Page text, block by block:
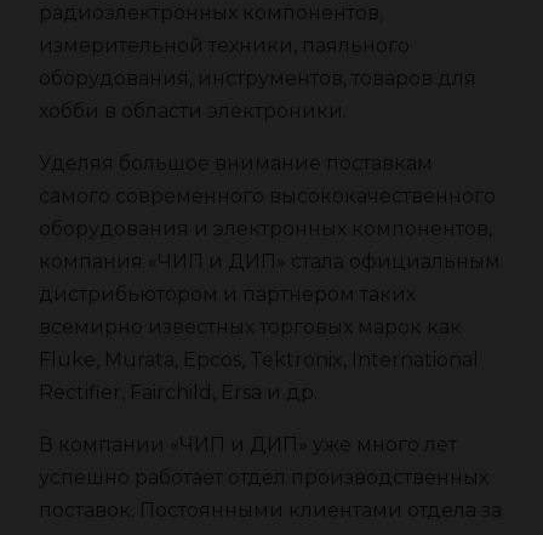
радиоэлектронных компонентов,
измерительной техники, паяльного
оборудования, инструментов, товаров для
хобби в области электроники.
Уделяя большое внимание поставкам
самого современного высококачественного
оборудования и электронных компонентов,
компания «ЧИП и ДИП» стала официальным
дистрибьютором и партнером таких
всемирно известных торговых марок как
Fluke, Murata, Epcos, Tektronix, International
Rectifier, Fairchild, Ersa и др.
В компании «ЧИП и ДИП» уже много лет
успешно работает отдел производственных
поставок. Постоянными клиентами отдела за